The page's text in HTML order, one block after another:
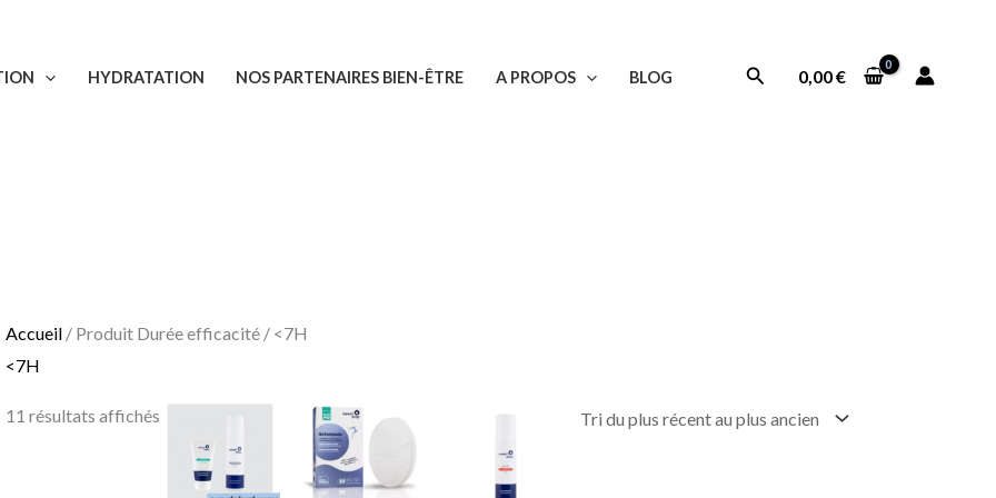
HYDRATATION NOS PARTENAIRES BIEN-ÊTRE A PROPOS BLOG Rechercher
0,00€
Accueil/ Produit Durée efficacité / <7H
<7H
11 résultats affichés
plus
Plage
prix :
16,90 €
à